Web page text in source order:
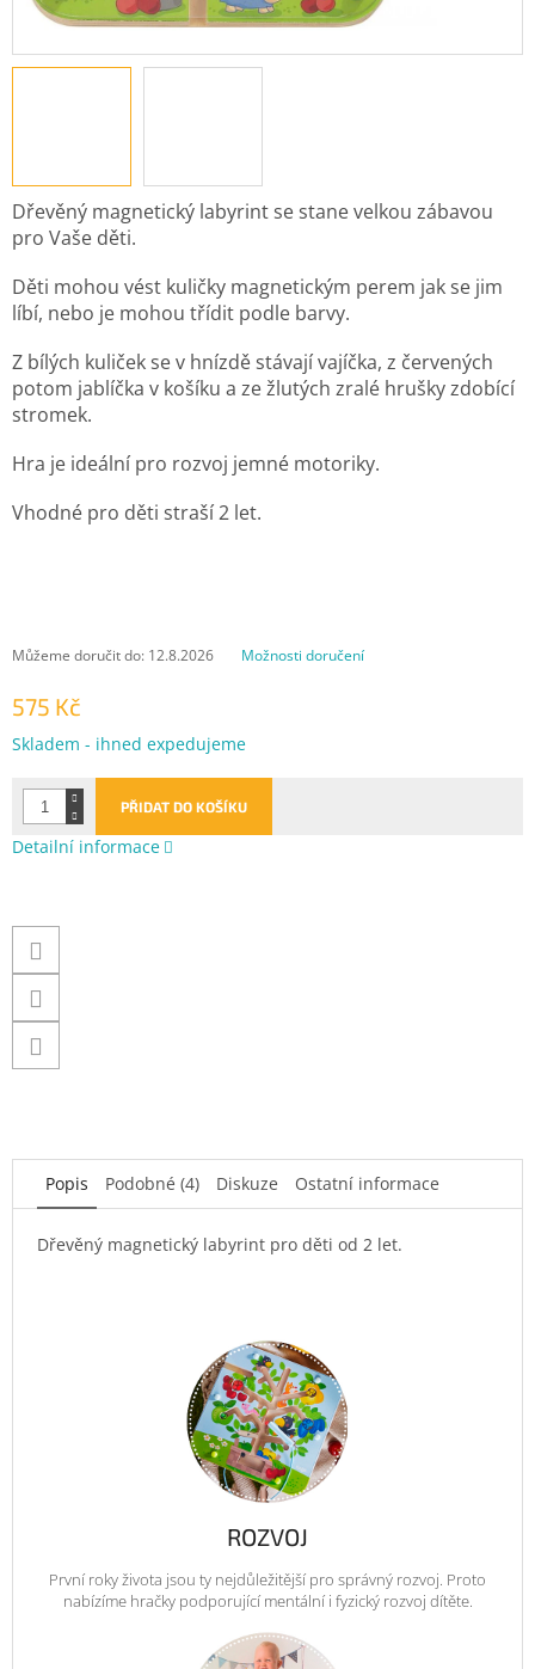
575 Kč
Měrná
Skladem - ihned expedujeme
Můžeme doručit do: 12.8.2026 Možnosti doručení
PŘIDAT DO KOŠÍKU
Dřevěný magnetický labyrint se stane velkou zábavou
pro Vaše děti.
Děti mohou vést kuličky magnetickým perem jak se jim
líbí, nebo je mohou třídit podle barvy.
Z bílých kuliček se v hnízdě stávají vajíčka, z červených
potom jablíčka v košíku a ze žlutých zralé hrušky zdobící
stromek.
Hra je ideální pro rozvoj jemné motoriky.
Vhodné pro děti straší 2 let.
Detailní informace
Popis Podobné (4) Diskuze Ostatní informace
Dřevěný magnetický labyrint pro děti od 2 let.
ROZVOJ
První roky života jsou ty nejdůležitější pro správný rozvoj. Proto
nabízíme hračky podporující mentální i fyzický rozvoj dítěte.